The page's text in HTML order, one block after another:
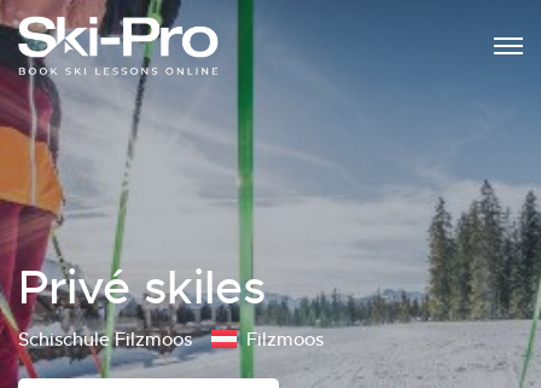
Privé skiles
Schischule Filzmoos Filzmoos